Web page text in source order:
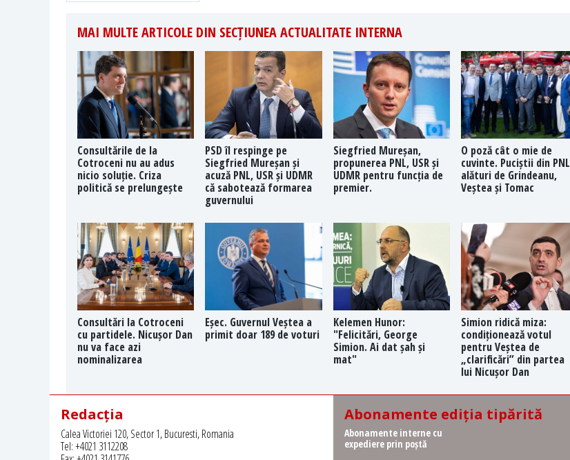
MAI MULTE ARTICOLE DIN SECȚIUNEA ACTUALITATE INTERNA
Consultările de la
Cotroceni nu au adus
nicio soluție. Criza
politică se prelungește
PSD îl respinge pe
Siegfried Mureșan și
acuză PNL, USR și UDMR
că sabotează formarea
guvernului
Siegfried Mureșan,
propunerea PNL, USR și
UDMR pentru funcția de
premier.
O poză cât o mie de
cuvinte. Puciștii din PNL
alături de Grindeanu,
Veștea și Tomac
Consultări la Cotroceni
cu partidele. Nicușor Dan
nu va face azi
nominalizarea
Eșec. Guvernul Veștea a
primit doar 189 de voturi
Kelemen Hunor:
"Felicitări, George
Simion. Ai dat șah și
mat"
Simion ridică miza:
condiționează votul
pentru Veștea de
„clarificări” din partea
lui Nicușor Dan
Redacția
Calea Victoriei 120, Sector 1, Bucuresti, Romania
Tel: +4021 3112208
Abonamente ediția tipărită
Abonamente interne cu
expediere prin poștă